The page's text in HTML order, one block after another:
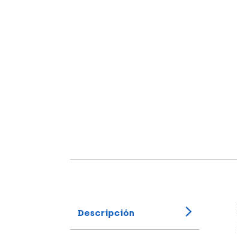
Descripción